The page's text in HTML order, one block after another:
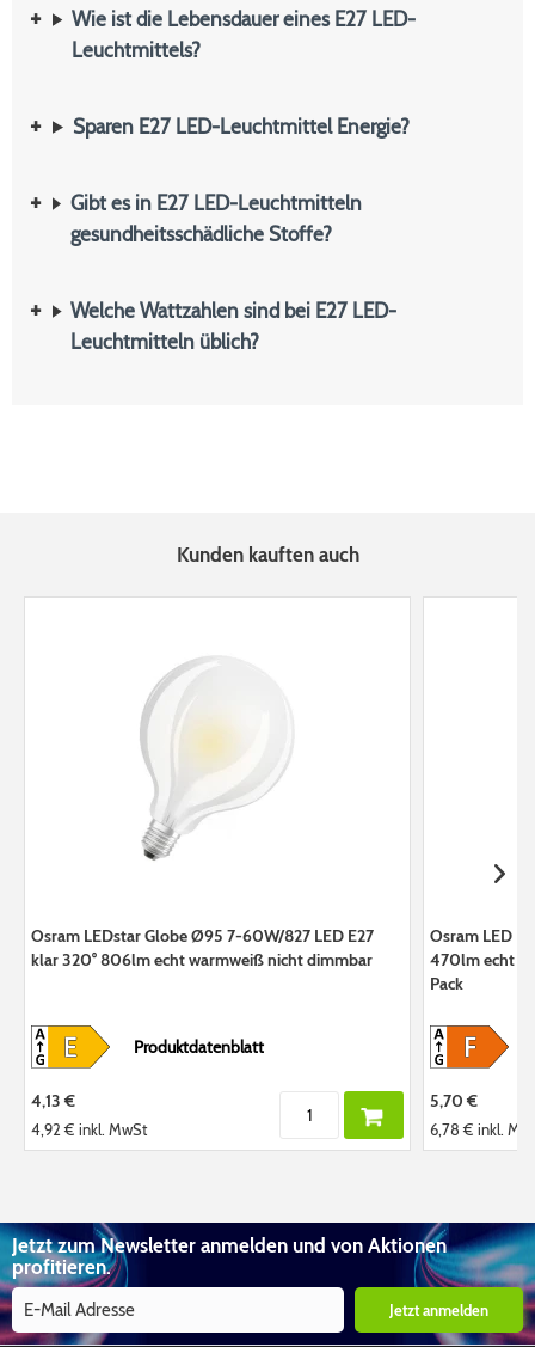
Wie ist die Lebensdauer eines E27 LED-
Leuchtmittels?
Sparen E27 LED-Leuchtmittel Energie?
Gibt es in E27 LED-Leuchtmitteln
gesundheitsschädliche Stoffe?
Welche Wattzahlen sind bei E27 LED-
Leuchtmitteln üblich?
Kunden kauften auch
Osram LEDstar Globe Ø95 7-60W/827 LED E27
klar 320° 806lm echt warmweiß nicht dimmbar
Produktdatenblatt
4,13 €
4,92 € inkl. MwSt
Osram LED
470lm echt
Pack
5,70 €
6,78 €inkl.
Jetzt zum Newsletter anmelden und von Aktionen
profitieren.
Jetzt anmelden